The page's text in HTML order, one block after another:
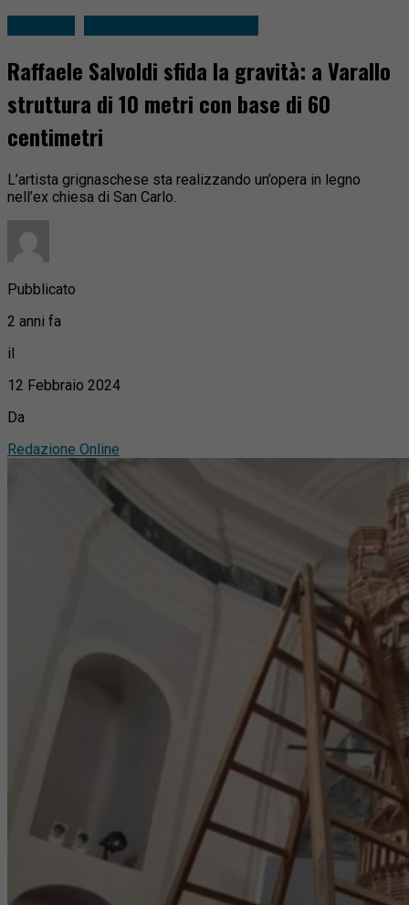
Raffaele Salvoldi sfida la gravità: a Varallo
struttura di 10 metri con base di 60
centimetri
L’artista grignaschese sta realizzando un’opera in legno
nell’ex chiesa di San Carlo.
Pubblicato
2 anni fa
il
12 Febbraio 2024
Da
Redazione Online